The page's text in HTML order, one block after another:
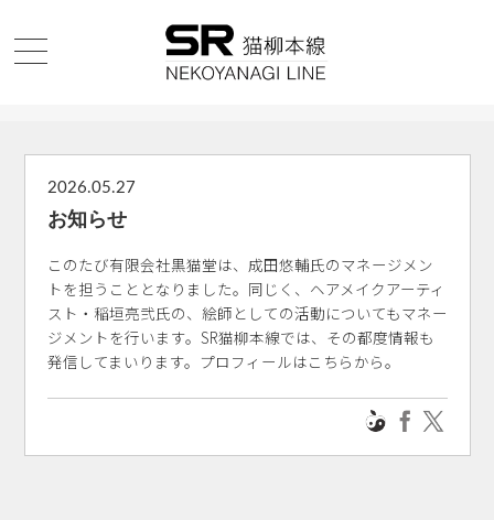
2026.05.27
お知らせ
このたび有限会社黒猫堂は、成田悠輔氏のマネージメン
トを担うこととなりました。同じく、ヘアメイクアーティ
スト・稲垣亮弐氏の、絵師としての活動についてもマネー
ジメントを行います。SR猫柳本線では、その都度情報も
発信してまいります。プロフィールはこちらから。